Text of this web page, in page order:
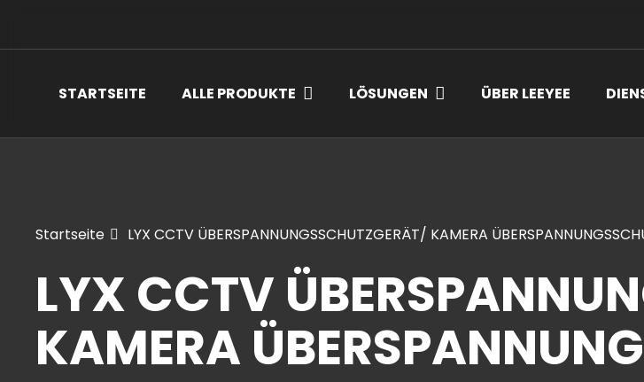
STARTSEITE ALLE PRODUKTE LÖSUNGEN ÜBER LEEYEE
Startseite LYX CCTV ÜBERSPANNUNGSSCHUTZGERÄT/ KAMERA
LYX CCTV
KAMERA